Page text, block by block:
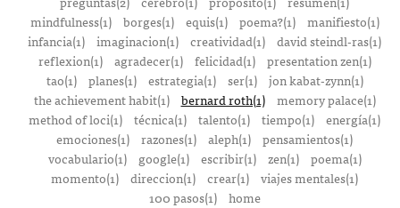
mindfulness(1)
borges(1) equis(1) poema?(1)
manifiesto(1)
infancia(1) imaginacion(1) creatividad(1) david steindl-ras(1)
reflexion(1)
agradecer(1) felicidad(1)
presentation zen(1)
tao(1)
planes(1) estrategia(1) ser(1)
jon kabat-zynn(1)
the achievement habit(1)
bernard roth(1)
memory palace(1)
method of loci(1) técnica(1) talento(1) tiempo(1) energía(1)
emociones(1) razones(1) aleph(1) pensamientos(1)
vocabulario(1)
google(1) escribir(1) zen(1)
poema(1)
momento(1) direccion(1) crear(1) viajes mentales(1)
100 pasos(1)
home